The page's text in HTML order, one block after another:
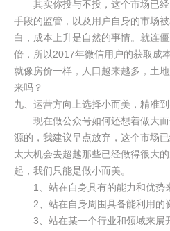
其实你投与不投，这个市场已经
手段的监管，以及用户自身的市场
白，成本上升是自然的事情。就连
倍，所以2017年微信用户的获取成
就像房价一样，人口越来越多，土
来吗？
九、运营方向上选择小而美，精准
现在做公众号如何还想着做大而
源的，我建议早点放弃，这个市场
太大机会去超越那些已经做得很大
起，我们只能是做小而美。
1、站在自身具有的能力和优势
2、站在自身周围具备能利用的
3、站在某一个行业和领域来展